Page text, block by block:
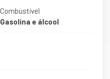
Combustível
Gasolina e álcool